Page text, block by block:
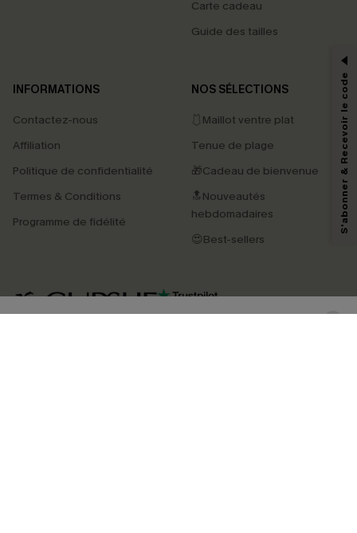
Carte cadeau
Guide des tailles
INFORMATIONS
Contactez-nous
Affiliation
Politique de confidentialité
Termes & Conditions
Programme de fidélité
NOS SÉLECTIONS
🩱Maillot ventre plat
Tenue de plage
🎁Cadeau de bienvenue
🔝Nouveautés
hebdomadaires
😍Best-sellers
4.3
PROFITEZ DE -15%
marketing (y compris du contenu généré par l'IA) de Cupshe et
pouvons utiliser les données collectées sur notre site ainsi que des
savoir si ceux-ci ont été ouverts, de mesurer votre engagement, de
personnaliser nos contenus et nos offres, et de vous recommander des
produits susceptibles de vous intéresser, conformément à notre
Politique de
. Vous pouvez vous désabonner à tout moment.
S'abonner & Recevoir le code